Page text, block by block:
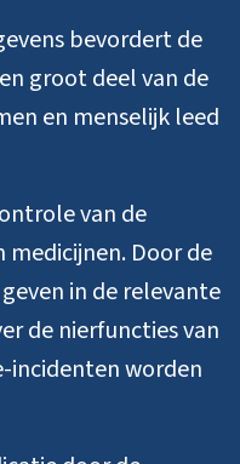
bevordert de
groot deel van de
en menselijk leed
van de
medicijnen. Door de
in de relevante
de nierfuncties van
incidenten worden